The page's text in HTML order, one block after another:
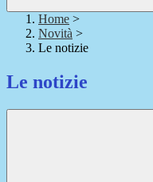
Home >
Novità >
Le notizie
Le notizie